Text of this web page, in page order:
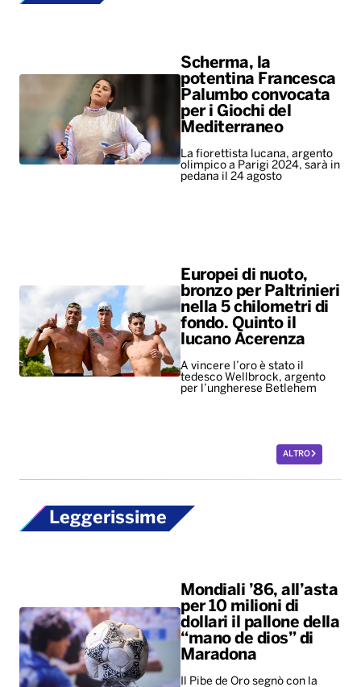
Scherma, la
potentina Francesca
Palumbo convocata
per i Giochi del
Mediterraneo
La fiorettista lucana, argento
olimpico a Parigi 2024, sarà in
pedana il 24 agosto
Europei di nuoto,
bronzo per Paltrinieri
nella 5 chilometri di
fondo. Quinto il
lucano Acerenza
A vincere l’oro è stato il
tedesco Wellbrock, argento
per l’ungherese Betlehem
ALTRO
Leggerissime
Mondiali ’86, all’asta
per 10 milioni di
dollari il pallone della
“mano de dios” di
Maradona
Il Pibe de Oro segnò con la